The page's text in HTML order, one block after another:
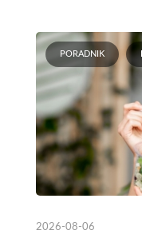
PORADNIK
2026-08-06